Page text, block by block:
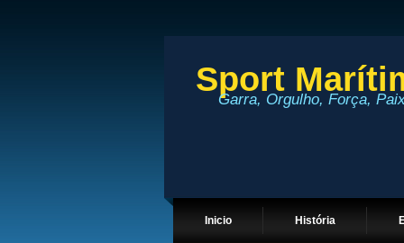
Sport
Garra, Orgulho, Força,
Inicio História